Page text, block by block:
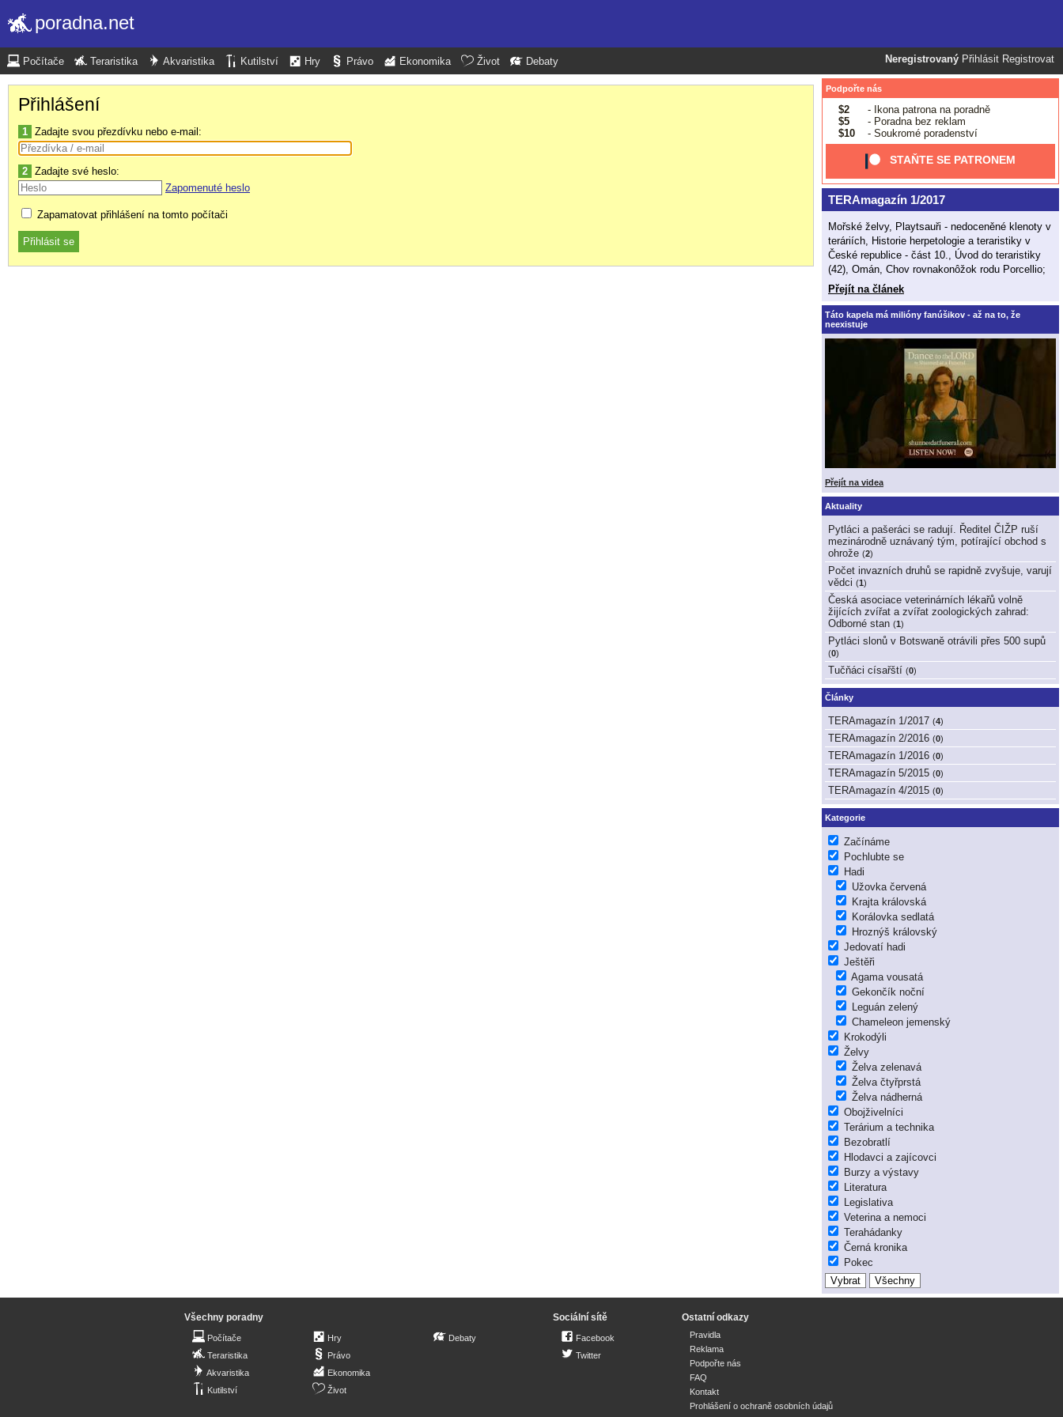
poradna.net
Neregistrovaný Přihlásit Registrovat
Počítače Teraristika Akvaristika Kutilství Hry Právo Ekonomika Život Debaty
Přihlášení
1 Zadajte svou přezdívku nebo e-mail:
2 Zadajte své heslo:
Zapomenuté heslo
Zapamatovat přihlášení na tomto počítači
Podpořte nás
$2
- Ikona patrona na poradně
$5
- Poradna bez reklam
$10
- Soukromé poradenství
STAŇTE SE PATRONEM
TERAmagazín 1/2017
Mořské želvy, Playtsauři - nedoceněné klenoty v
teráriích, Historie herpetologie a teraristiky v
České republice - část 10., Úvod do teraristiky
(42), Omán, Chov rovnakonôžok rodu Porcellio;
Přejít na článek
Táto kapela má milióny fanúšikov - až na to, že
neexistuje
Přejít na videa
Aktuality
Pytláci a pašeráci se radují. Ředitel ČIŽP ruší
mezinárodně uznávaný tým, potírající obchod s
ohrože (2)
Počet invazních druhů se rapidně zvyšuje, varují
vědci (1)
Česká asociace veterinárních lékařů volně
žijících zvířat a zvířat zoologických zahrad:
Odborné stan (1)
Pytláci slonů v Botswaně otrávili přes 500 supů
(0)
Tučňáci císařští (0)
Články
TERAmagazín 1/2017 (4)
TERAmagazín 2/2016 (0)
TERAmagazín 1/2016 (0)
TERAmagazín 5/2015 (0)
TERAmagazín 4/2015 (0)
Kategorie
Začínáme
Pochlubte se
Hadi
Užovka červená
Krajta královská
Korálovka sedlatá
Hroznýš královský
Jedovatí hadi
Ještěři
Agama vousatá
Gekončík noční
Leguán zelený
Chameleon jemenský
Krokodýli
Želvy
Želva zelenavá
Želva čtyřprstá
Želva nádherná
Obojživelníci
Terárium a technika
Bezobratlí
Hlodavci a zajícovci
Burzy a výstavy
Literatura
Legislativa
Veterina a nemoci
Terahádanky
Černá kronika
Pokec
Všechny poradny
Počítače
Teraristika
Akvaristika
Kutilství
Hry
Právo
Ekonomika
Život
Debaty
Sociální sítě
Facebook
Twitter
Ostatní odkazy
Pravidla
Reklama
Podpořte nás
FAQ
Kontakt
Prohlášení o ochraně osobních údajů